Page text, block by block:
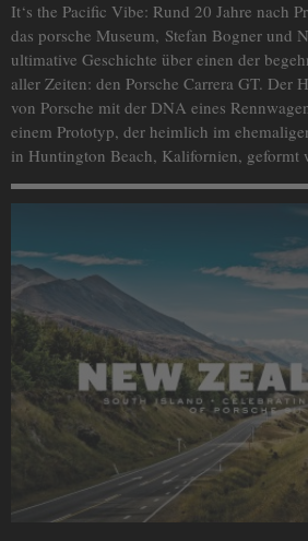
It‘s the Pacific Vibe: Rund 20 Jahre nach
das porsche Museum, Stefan Bogner und
ultimative Geschichte über einen der
aller Zeiten: den Porsche Carrera GT. Der
von Porsche mit der DNA eines
einem Prototyp, der heimlich im
in Huntington Beach, Kalifornien, geformt